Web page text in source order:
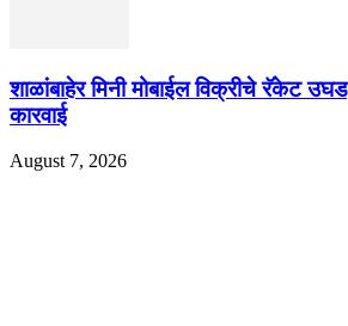
शाळांबाहेर मिनी मोबाईल विक्रीचे रॅकेट
कारवाई
August 7, 2026